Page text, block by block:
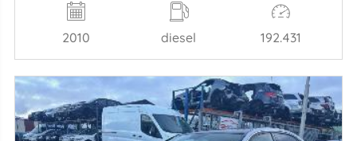
2010 diesel 192.431